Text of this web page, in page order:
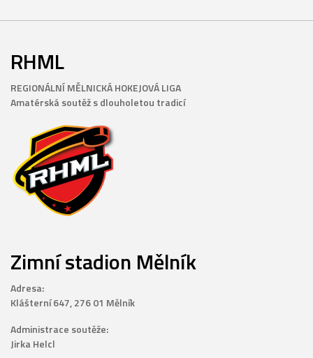
RHML
REGIONÁLNÍ MĚLNICKÁ HOKEJOVÁ LIGA
Amatérská soutěž s dlouholetou tradicí
Zimní stadion Mělník
Adresa:
Klášterní 647, 276 01 Mělník
Administrace soutěže:
Jirka Helcl